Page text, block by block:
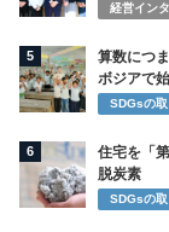
経営イン
5
算数につ
ボジアで
SDGsの
6
住宅を「
脱炭素
SDGsの